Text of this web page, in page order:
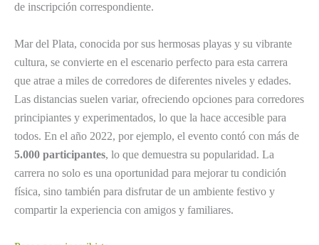
de inscripción correspondiente.
Mar del Plata, conocida por sus hermosas playas y su vibrante
cultura, se convierte en el escenario perfecto para esta carrera
que atrae a miles de corredores de diferentes niveles y edades.
Las distancias suelen variar, ofreciendo opciones para corredores
principiantes y experimentados, lo que la hace accesible para
todos. En el año 2022, por ejemplo, el evento contó con más de
5.000 participantes, lo que demuestra su popularidad. La
carrera no solo es una oportunidad para mejorar tu condición
física, sino también para disfrutar de un ambiente festivo y
compartir la experiencia con amigos y familiares.